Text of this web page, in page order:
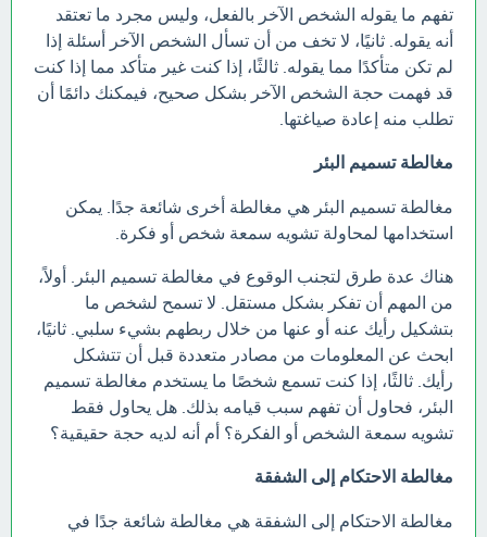
تفهم ما يقوله الشخص الآخر بالفعل، وليس مجرد ما تعتقد
أنه يقوله. ثانيًا، لا تخف من أن تسأل الشخص الآخر أسئلة إذا
لم تكن متأكدًا مما يقوله. ثالثًا، إذا كنت غير متأكد مما إذا كنت
قد فهمت حجة الشخص الآخر بشكل صحيح، فيمكنك دائمًا أن
تطلب منه إعادة صياغتها.
مغالطة تسميم البئر
مغالطة تسميم البئر هي مغالطة أخرى شائعة جدًا. يمكن
استخدامها لمحاولة تشويه سمعة شخص أو فكرة.
هناك عدة طرق لتجنب الوقوع في مغالطة تسميم البئر. أولاً،
من المهم أن تفكر بشكل مستقل. لا تسمح لشخص ما
بتشكيل رأيك عنه أو عنها من خلال ربطهم بشيء سلبي. ثانيًا،
ابحث عن المعلومات من مصادر متعددة قبل أن تتشكل
رأيك. ثالثًا، إذا كنت تسمع شخصًا ما يستخدم مغالطة تسميم
البئر، فحاول أن تفهم سبب قيامه بذلك. هل يحاول فقط
تشويه سمعة الشخص أو الفكرة؟ أم أنه لديه حجة حقيقية؟
مغالطة الاحتكام إلى الشفقة
مغالطة الاحتكام إلى الشفقة هي مغالطة شائعة جدًا في